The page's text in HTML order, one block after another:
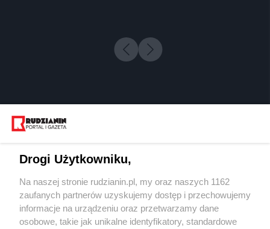
Wydawca mediów
Drogi Użytkowniku,
Na naszej stronie rudzianin.pl, my oraz naszych 1162
zaufanych partnerów uzyskujemy dostęp i przechowujemy
informacje na urządzeniu oraz przetwarzamy dane
osobowe, takie jak unikalne identyfikatory, standardowe